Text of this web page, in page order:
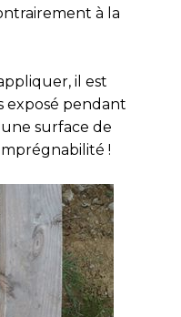
à la
il est
exposé pendant
surface de
!